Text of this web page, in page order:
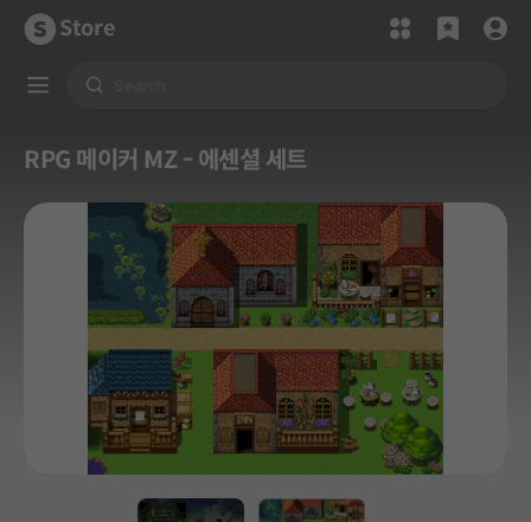
Store
RPG 메이커 MZ - 에센셜 세트